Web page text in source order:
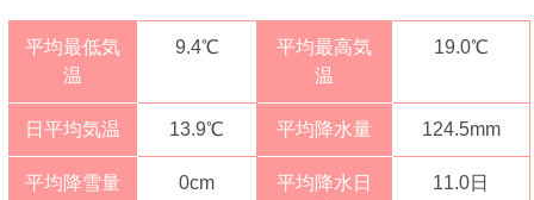
平均最低気
温
9.4℃
平均最高気
温
19.0℃
日平均気温 13.9℃ 平均降水量 124.5mm
平均降雪量 0cm
平均降水日
11.0日